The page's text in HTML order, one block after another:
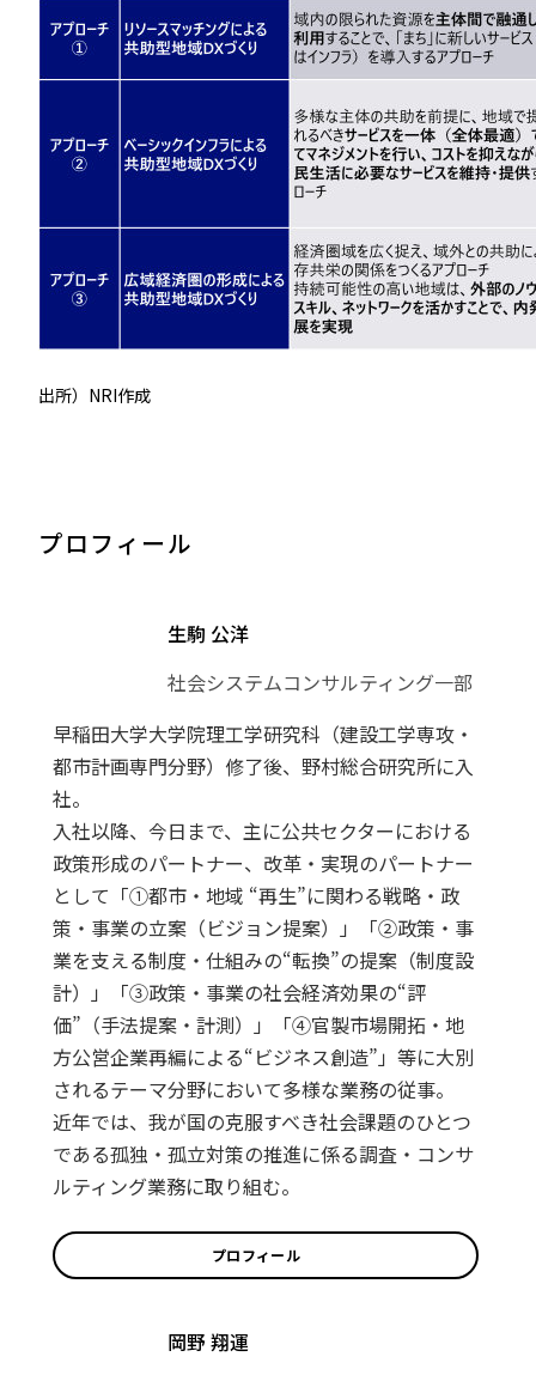
出所）NRI作成
プロフィール
生駒 公洋
社会システムコンサルティング一部
早稲田大学大学院理工学研究科（建設工学専攻・
都市計画専門分野）修了後、野村総合研究所に入
社。
入社以降、今日まで、主に公共セクターにおける
政策形成のパートナー、改革・実現のパートナー
として「①都市・地域 “再生”に関わる戦略・政
策・事業の立案（ビジョン提案）」「②政策・事
業を支える制度・仕組みの“転換”の提案（制度設
計）」「③政策・事業の社会経済効果の“評
価”（手法提案・計測）」「④官製市場開拓・地
方公営企業再編による“ビジネス創造”」等に大別
されるテーマ分野において多様な業務の従事。
近年では、我が国の克服すべき社会課題のひとつ
である孤独・孤立対策の推進に係る調査・コンサ
ルティング業務に取り組む。
プロフィール
岡野 翔運